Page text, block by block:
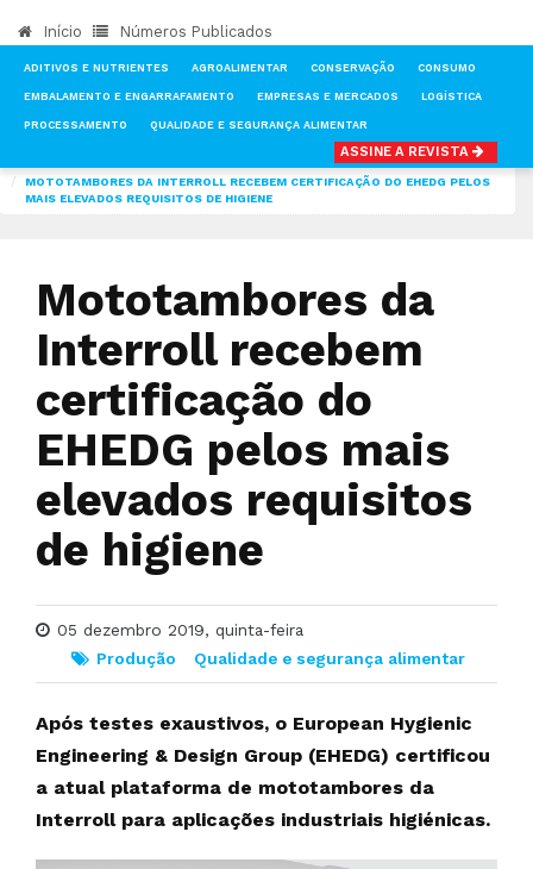
Início Números Publicados
ADITIVOS E NUTRIENTES AGROALIMENTAR CONSERVAÇÃO CONSUMO
EMBALAMENTO E ENGARRAFAMENTO EMPRESAS E MERCADOS LOGÍSTICA
PROCESSAMENTO QUALIDADE E SEGURANÇA ALIMENTAR
ASSINE A REVISTA
MOTOTAMBORES DA INTERROLL RECEBEM CERTIFICAÇÃO DO EHEDG PELOS
MAIS ELEVADOS REQUISITOS DE HIGIENE
Mototambores da
Interroll recebem
certificação do
EHEDG pelos mais
elevados requisitos
de higiene
05 dezembro 2019, quinta-feira
Produção
Qualidade e segurança alimentar
Após testes exaustivos, o European Hygienic
Engineering & Design Group (EHEDG) certificou
a atual plataforma de mototambores da
Interroll para aplicações industriais higiénicas.